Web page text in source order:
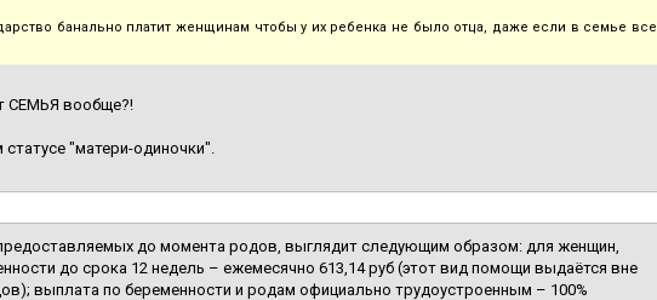
банально платит женщинам чтобы у их ребенка не было отца, даже если в семье все
СЕМЬЯ вообще?!
"матери-одиночки".
до момента родов, выглядит следующим образом: для женщин,
до срока 12 недель – ежемесячно 613,14 руб (этот вид помощи выдаётся вне
выплата по беременности и родам официально трудоустроенным – 100%